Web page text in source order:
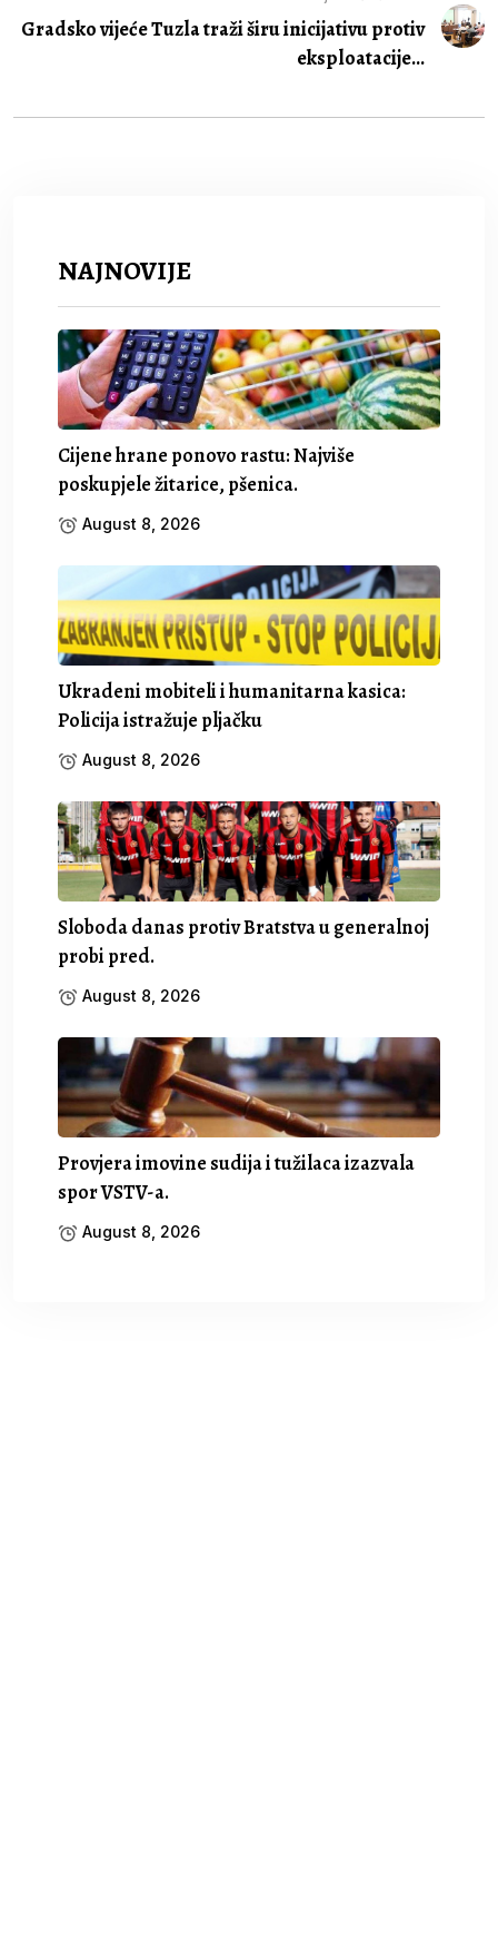
Gradsko vijeće Tuzla traži širu inicijativu protiv
eksploatacije...
NAJNOVIJE
Cijene hrane ponovo rastu: Najviše
poskupjele žitarice, pšenica.
August 8, 2026
Ukradeni mobiteli i humanitarna kasica:
Policija istražuje pljačku
August 8, 2026
Sloboda danas protiv Bratstva u generalnoj
probi pred.
August 8, 2026
Provjera imovine sudija i tužilaca izazvala
spor VSTV-a.
August 8, 2026